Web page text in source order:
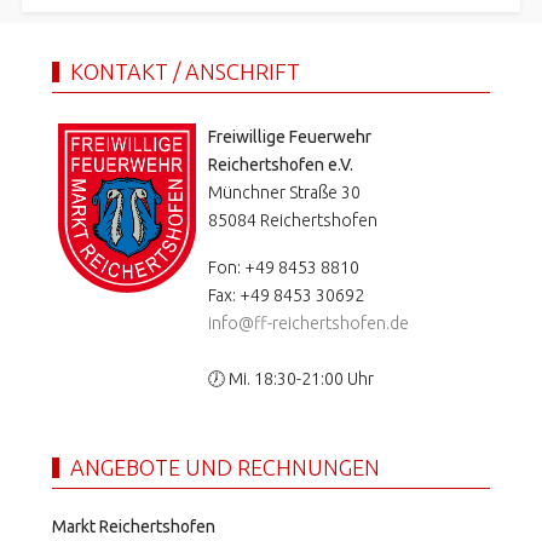
KONTAKT / ANSCHRIFT
Freiwillige Feuerwehr
Reichertshofen e.V.
Münchner Straße 30
85084 Reichertshofen
Fon: +49 8453 8810
Fax: +49 8453 30692
info@ff-reichertshofen.de
🕖 Mi. 18:30-21:00 Uhr
ANGEBOTE UND RECHNUNGEN
Markt Reichertshofen